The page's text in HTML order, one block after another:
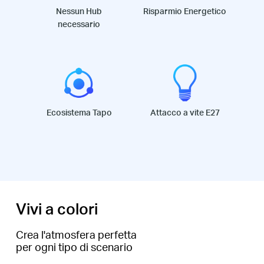
Nessun Hub
necessario
Risparmio Energetico
Ecosistema Tapo Attacco a vite E27
Vivi a colori
Crea l'atmosfera perfetta
per ogni tipo di scenario